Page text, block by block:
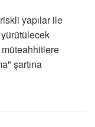
yapılar ile
şartına